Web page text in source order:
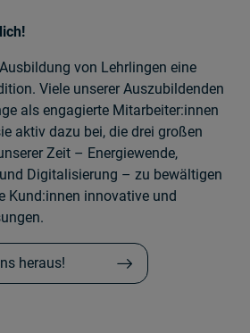
von Lehrlingen eine
Viele unserer Auszubildenden
als engagierte Mitarbeiter:innen
aktiv dazu bei, die drei großen
Zeit – Energiewende,
Digitalisierung – zu bewältigen
Kund:innen innovative und
heraus!